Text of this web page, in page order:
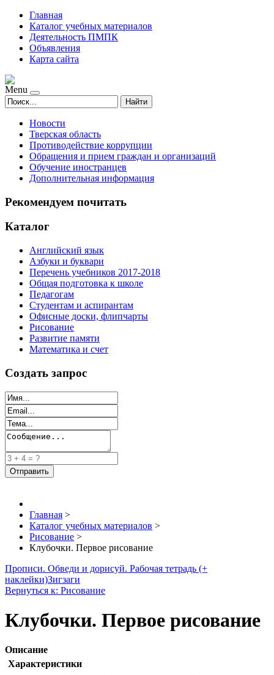
Главная
Каталог учебных материалов
Деятельность ПМПК
Объявления
Карта сайта
Menu
Найти
Новости
Тверская область
Противодействие коррупции
Обращения и прием граждан и организаций
Обучение иностранцев
Дополнительная информация
Рекомендуем почитать
Каталог
Английский язык
Азбуки и буквари
Перечень учебников 2017-2018
Общая подготовка к школе
Педагогам
Студентам и аспирантам
Офисные доски, флипчарты
Рисование
Развитие памяти
Математика и счет
Создать запрос
Главная >
Каталог учебных материалов >
Рисование >
Клубочки. Первое рисование
Прописи. Обведи и дорисуй. Рабочая тетрадь (+
наклейки)Зигзаги
Вернуться к: Рисование
Клубочки. Первое рисование
Описание
Характеристики